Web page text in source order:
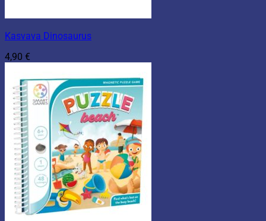
Kasvava Dinosaurus
4,90 €